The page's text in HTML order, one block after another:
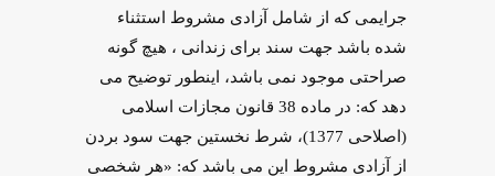
جرایمی که از شامل آزادی مشروط استثناء
شده باشد جهت سند برای زندانی ، هیچ گونه
صراحتی موجود نمی باشد، اینطور توضیح می
دهد که: در ماده 38 قانون مجازات اسلامی
(اصلاحی 1377)، شرط نخستین جهت سود بردن
از آزادی مشروط این می باشد که: «هر شخصی